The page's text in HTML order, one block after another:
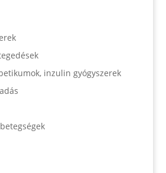
inzulin gyógyszerek